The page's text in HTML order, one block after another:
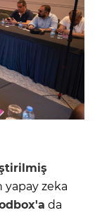
yapay zeka
da